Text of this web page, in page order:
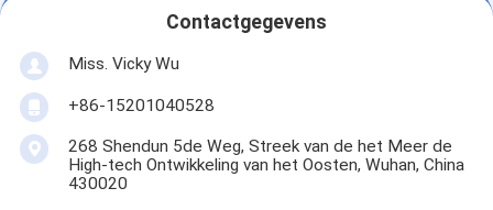
Contactgegevens
Miss. Vicky Wu
+86-15201040528
268 Shendun 5de Weg, Streek van de het Meer de
High-tech Ontwikkeling van het Oosten, Wuhan, China
430020